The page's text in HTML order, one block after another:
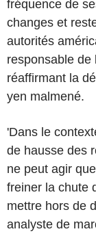
fréquence de
changes et
autorités
responsable de
réaffirmant la
yen malmené.
'Dans le
de hausse des
ne peut agir
freiner la chute
mettre hors de
analyste de